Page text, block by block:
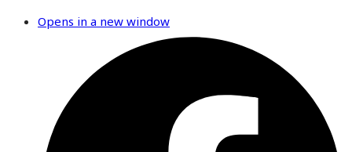
Opens in a new window